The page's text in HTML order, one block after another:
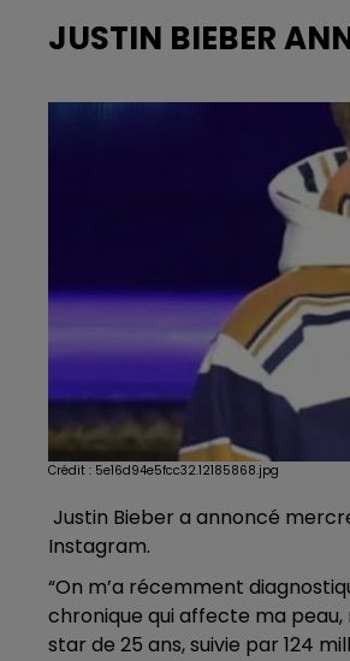
JUSTIN BIEBER
Crédit : 5e16d94e5fcc32.12185868.jpg
Justin Bieber a annoncé
Instagram.
“On m’a récemment
chronique qui affecte ma
star de 25 ans, suivie par 124